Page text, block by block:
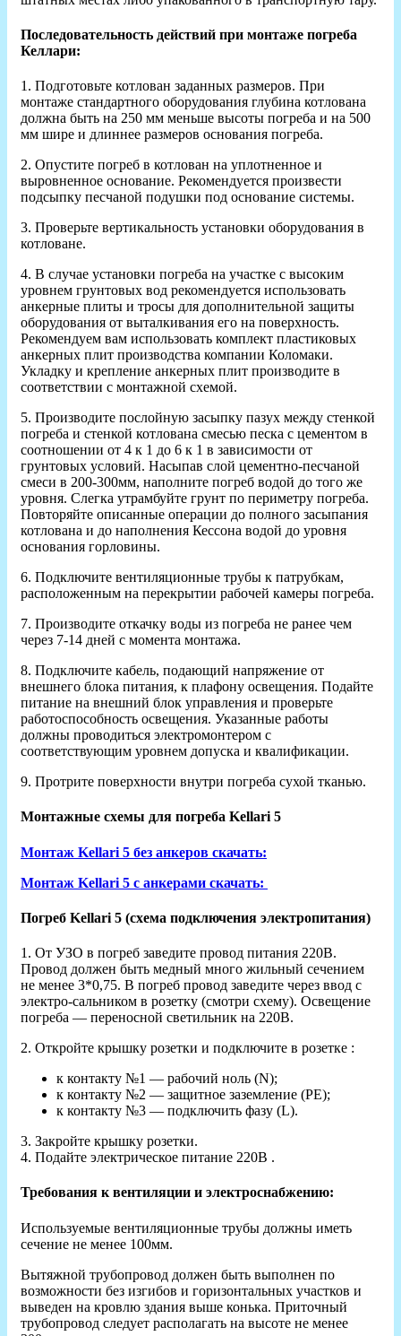
Последовательность действий при монтаже погреба
Келлари:
1. Подготовьте котлован заданных размеров. При
монтаже стандартного оборудования глубина котлована
должна быть на 250 мм меньше высоты погреба и на 500
мм шире и длиннее размеров основания погреба.
2. Опустите погреб в котлован на уплотненное и
выровненное основание. Рекомендуется произвести
подсыпку песчаной подушки под основание системы.
3. Проверьте вертикальность установки оборудования в
котловане.
4. В случае установки погреба на участке с высоким
уровнем грунтовых вод рекомендуется использовать
анкерные плиты и тросы для дополнительной защиты
оборудования от выталкивания его на поверхность.
Рекомендуем вам использовать комплект пластиковых
анкерных плит производства компании Коломаки.
Укладку и крепление анкерных плит производите в
соответствии с монтажной схемой.
5. Производите послойную засыпку пазух между стенкой
погреба и стенкой котлована смесью песка с цементом в
соотношении от 4 к 1 до 6 к 1 в зависимости от
грунтовых условий. Насыпав слой цементно-песчаной
смеси в 200-300мм, наполните погреб водой до того же
уровня. Слегка утрамбуйте грунт по периметру погреба.
Повторяйте описанные операции до полного засыпания
котлована и до наполнения Кессона водой до уровня
основания горловины.
6. Подключите вентиляционные трубы к патрубкам,
расположенным на перекрытии рабочей камеры погреба.
7. Производите откачку воды из погреба не ранее чем
через 7-14 дней с момента монтажа.
8. Подключите кабель, подающий напряжение от
внешнего блока питания, к плафону освещения. Подайте
питание на внешний блок управления и проверьте
работоспособность освещения. Указанные работы
должны проводиться электромонтером с
соответствующим уровнем допуска и квалификации.
9. Протрите поверхности внутри погреба сухой тканью.
Монтажные схемы для погреба Kellari 5
Монтаж Kellari 5 без анкеров скачать:
Монтаж Kellari 5 с анкерами скачать:
Погреб Kellari 5 (схема подключения электропитания)
1. От УЗО в погреб заведите провод питания 220В.
Провод должен быть медный много жильный сечением
не менее 3*0,75. В погреб провод заведите через ввод с
электро-сальником в розетку (смотри схему). Освещение
погреба — переносной светильник на 220В.
2. Откройте крышку розетки и подключите в розетке :
к контакту №1 — рабочий ноль (N);
к контакту №2 — защитное заземление (РЕ);
к контакту №3 — подключить фазу (L).
3. Закройте крышку розетки.
4. Подайте электрическое питание 220В .
Требования к вентиляции и электроснабжению:
Используемые вентиляционные трубы должны иметь
сечение не менее 100мм.
Вытяжной трубопровод должен быть выполнен по
возможности без изгибов и горизонтальных участков и
выведен на кровлю здания выше конька. Приточный
трубопровод следует располагать на высоте не менее